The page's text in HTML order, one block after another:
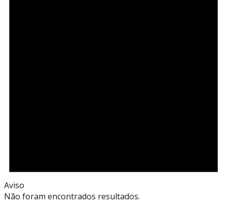
Aviso
Não foram encontrados resultados.